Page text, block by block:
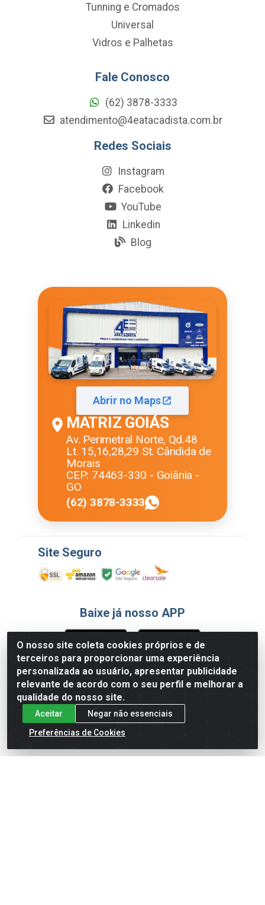
O nosso site coleta cookies próprios e de
terceiros para proporcionar uma experiência
personalizada ao usuário, apresentar publicidade
relevante de acordo com o seu perfil e melhorar a
qualidade do nosso site.
Aceitar
Negar não essenciais
Preferências de Cookies
Tunning e Cromados
Universal
Vidros e Palhetas
Fale Conosco
(62) 3878-3333
atendimento@4eatacadista.com.br
Redes Sociais
Instagram
Facebook
YouTube
Linkedin
Blog
Abrir no Maps
MATRIZ GOIÁS
Av. Perimetral Norte, Qd.48
Lt. 15,16,28,29 St. Cândida de
Morais
CEP: 74463-330 - Goiânia -
GO
(62) 3878-3333
Site Seguro
Baixe já nosso APP
Formas de Pagamento